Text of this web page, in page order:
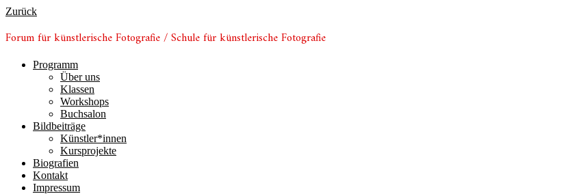
Zurück
Forum für künstlerische Fotografie / Schule für künstlerische Fotografie
Programm
Über uns
Klassen
Workshops
Buchsalon
Bildbeiträge
Künstler*innen
Kursprojekte
Biografien
Kontakt
Impressum